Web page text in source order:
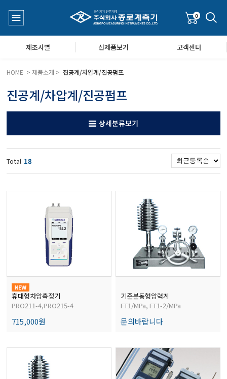
질측정기
기공기질/미세먼지/가스/소음/진동측정기
속풍량계/온도계/온습도계/기압계
도/농도/염도/당산도/굴절계/편광계/커피농도계
자저울/점도계/핀홀탐지기
이크로피펫
분계/회전계/도막두께/초음파두께측정기
미경/확대경
0
제조사별 신제품보기 고객센터
HOME > 제품소개 > 진공계/차압계/진공펌프
진공계/차압계/진공펌프
상세분류보기
Total 18
휴대형차압측정기
PRO211-4,PRO215-4
715,000원
기준분동형압력계
FT1/MPa, FT1-2/MPa
문의바랍니다